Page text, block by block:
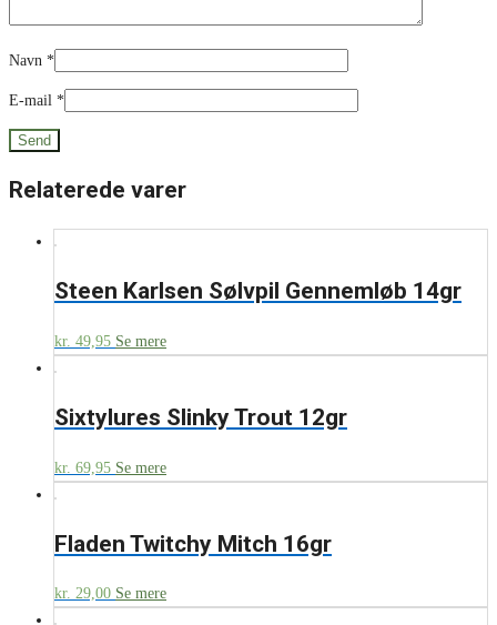
Navn *
E-mail *
Relaterede varer
Steen Karlsen Sølvpil Gennemløb 14gr
kr. 49,95 Se mere
Sixtylures Slinky Trout 12gr
kr. 69,95 Se mere
Fladen Twitchy Mitch 16gr
kr. 29,00 Se mere